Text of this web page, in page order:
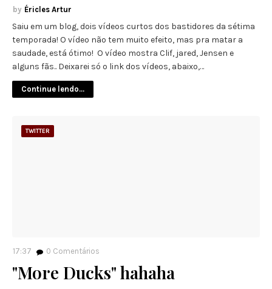
Éricles Artur
Saiu em um blog, dois vídeos curtos dos bastidores da sétima
temporada! O vídeo não tem muito efeito, mas pra matar a
saudade, está ótimo! O vídeo mostra Clif, jared, Jensen e
alguns fãs.. Deixarei só o link dos vídeos, abaixo,…
Continue lendo...
TWITTER
17:37 0 Comentários
"More Ducks" hahaha